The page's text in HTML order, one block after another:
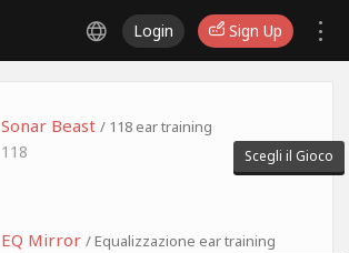
Login Sign Up
Sonar Beast / 118 ear training
118 Scegli il Gioco
EQ Mirror / Equalizzazione ear training